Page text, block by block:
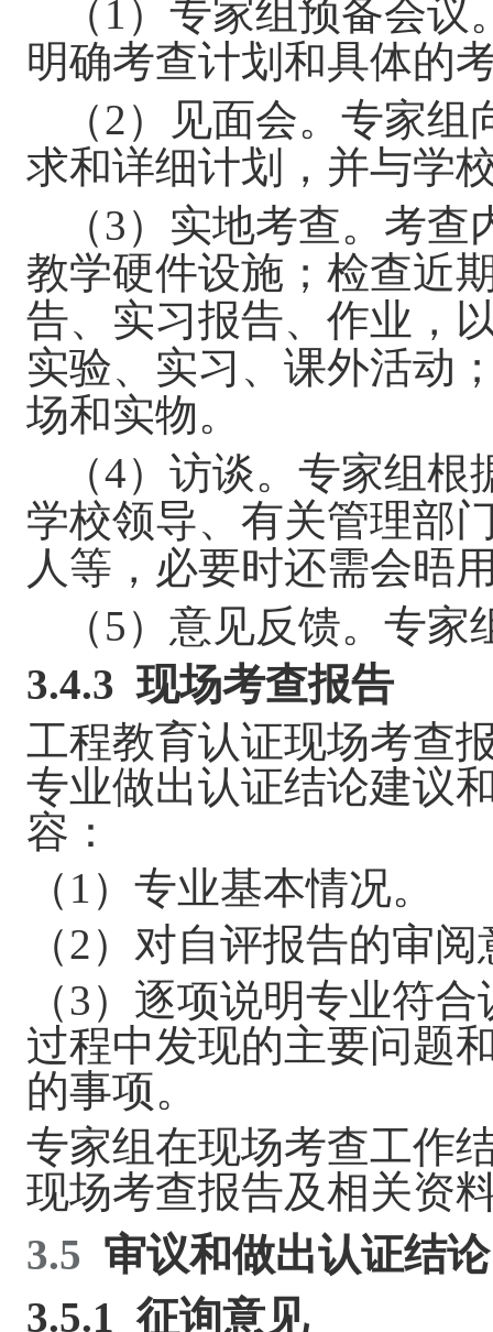
（ 1 ）专家组预备会议
明确考查计划和具体的
（2） 见面会。 专家组
求和详细计划，并与学
（3）实地考查。考查
教学硬件设施；检查近
告、实习报告、作业，
实验、实习、课外活动
场和实物。
（4）访谈。专家组根
学校领导、有关管理部
人等，必要时还需会晤
（5）意见反馈。专家
3.4.3 现场考查报告
工程教育认证现场考查
专业做出认证结论建议
容：
（ 1 ）专业基本情况。
（2）对自评报告的审
（3）逐项说明专业符
过程中发现的主要问题
的事项。
专家组在现场考查工作
现场考查报告及相关资
3.5 审议和做出认证结论
3.5.1 征询意见